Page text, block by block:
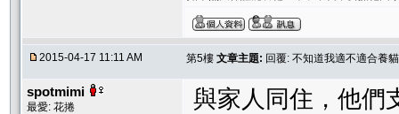
2015-04-17 11:11 AM 第5樓 文章主題: 回覆: 不知道我適不適合養
spotmimi
最愛: 花捲 與家人同住，他們